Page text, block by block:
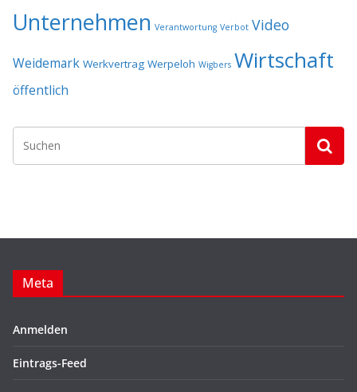
Unternehmen Verantwortung Verbot Video
Weidemark Werkvertrag Werpeloh Wigbers Wirtschaft
öffentlich
Meta
Anmelden
Eintrags-Feed